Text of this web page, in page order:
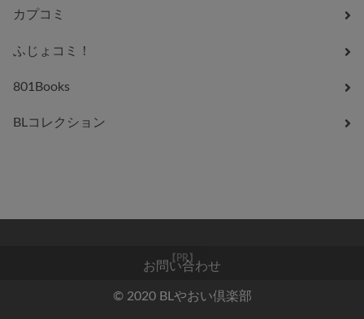
カプコミ
ふじょコミ！
801Books
BLコレクション
お問い合わせ
© 2020 BLやおい倶楽部